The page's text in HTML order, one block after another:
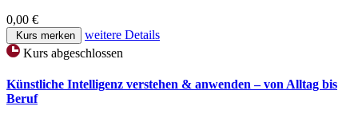
0,00 €
Kurs merken
weitere Details
Kurs abgeschlossen
Künstliche Intelligenz verstehen & anwenden – von Alltag bis
Beruf